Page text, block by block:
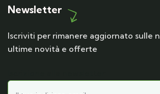
Newsletter
Iscriviti per rimanere aggiornato sulle
ultime novità e offerte